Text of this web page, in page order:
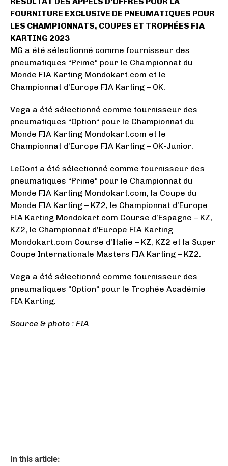
FOURNITURE EXCLUSIVE DE PNEUMATIQUES POUR
LES CHAMPIONNATS, COUPES ET TROPHÉES FIA
KARTING 2023
MG a été sélectionné comme fournisseur des
pneumatiques “Prime“ pour le Championnat du
Monde FIA Karting Mondokart.com et le
Championnat d’Europe FIA Karting – OK.
Vega a été sélectionné comme fournisseur des
pneumatiques “Option“ pour le Championnat du
Monde FIA Karting Mondokart.com et le
Championnat d’Europe FIA Karting – OK-Junior.
LeCont a été sélectionné comme fournisseur des
pneumatiques “Prime“ pour le Championnat du
Monde FIA Karting Mondokart.com, la Coupe du
Monde FIA Karting – KZ2, le Championnat d’Europe
FIA Karting Mondokart.com Course d’Espagne – KZ,
KZ2, le Championnat d’Europe FIA Karting
Mondokart.com Course d’Italie – KZ, KZ2 et la Super
Coupe Internationale Masters FIA Karting – KZ2.
Vega a été sélectionné comme fournisseur des
pneumatiques “Option“ pour le Trophée Académie
FIA Karting.
Source & photo : FIA
In this article: